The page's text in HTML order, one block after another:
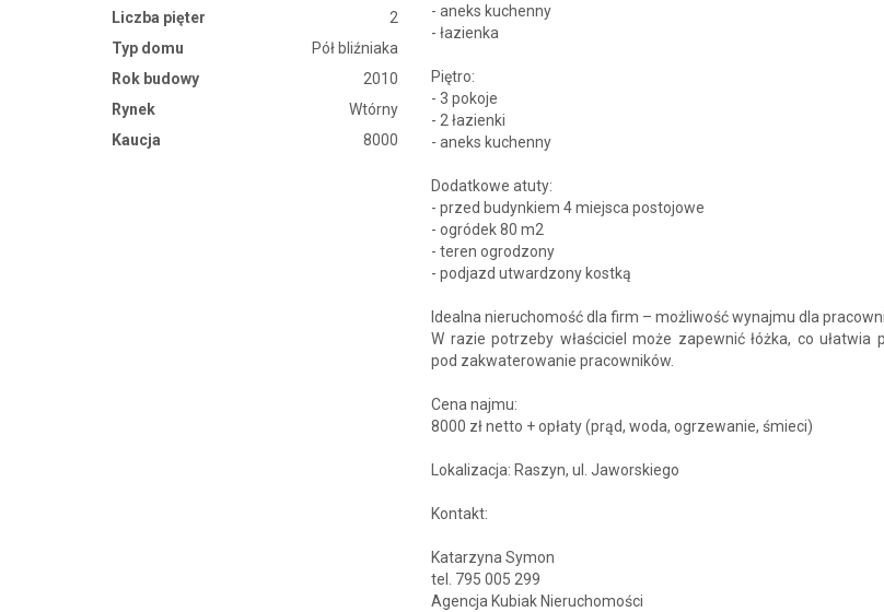
Liczba pięter
2
Typ domu
Pół bliźniaka
Rok budowy
2010
Rynek
Wtórny
Kaucja
8000
- aneks kuchenny
- łazienka
Piętro:
- 3 pokoje
- 2 łazienki
- aneks kuchenny
Dodatkowe atuty:
- przed budynkiem 4 miejsca postojowe
- ogródek 80 m2
- teren ogrodzony
- podjazd utwardzony kostką
Idealna nieruchomość dla firm – możliwość wynajmu dla
W razie potrzeby właściciel może zapewnić łóżka, co ułatwia
pod zakwaterowanie pracowników.
Cena najmu:
8000 zł netto + opłaty (prąd, woda, ogrzewanie, śmieci)
Lokalizacja: Raszyn, ul. Jaworskiego
Kontakt:
Katarzyna Symon
tel. 795 005 299
Agencja Kubiak Nieruchomości